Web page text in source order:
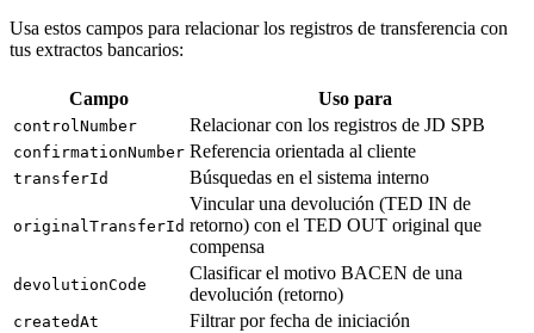
Usa estos campos para relacionar los registros de transferencia con
tus extractos bancarios:
Campo Uso para
controlNumber Relacionar con los registros de JD SPB
confirmationNumber Referencia orientada al cliente
transferId Búsquedas en el sistema interno
originalTransferId
Vincular una devolución (TED IN de
retorno) con el TED OUT original que
compensa
devolutionCode
Clasificar el motivo BACEN de una
devolución (retorno)
createdAt Filtrar por fecha de iniciación